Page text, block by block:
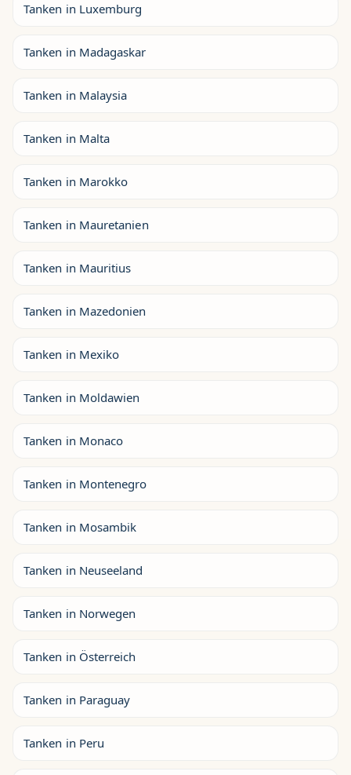
Tanken in Luxemburg
Tanken in Madagaskar
Tanken in Malaysia
Tanken in Malta
Tanken in Marokko
Tanken in Mauretanien
Tanken in Mauritius
Tanken in Mazedonien
Tanken in Mexiko
Tanken in Moldawien
Tanken in Monaco
Tanken in Montenegro
Tanken in Mosambik
Tanken in Neuseeland
Tanken in Norwegen
Tanken in Österreich
Tanken in Paraguay
Tanken in Peru